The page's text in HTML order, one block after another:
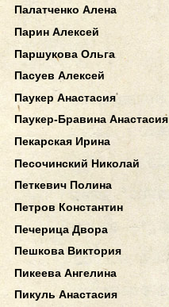
Палатченко Алена
Парин Алексей
Паршукова Ольга
Пасуев Алексей
Паукер Анастасия
Паукер-Бравина Анастасия
Пекарская Ирина
Песочинский Николай
Петкевич Полина
Петров Константин
Печерица Двора
Пешкова Виктория
Пикеева Ангелина
Пикуль Анастасия